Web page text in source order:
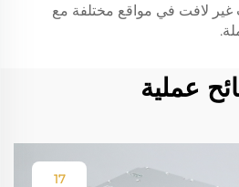
غير لافت في مواقع مختلفة مع
عملية
17